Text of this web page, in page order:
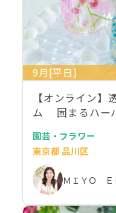
9月[平日]
【オンライン】
ム 固まるハー
園芸・フラワー
東京都 品川区
ＭＩＹＯ Ｅ